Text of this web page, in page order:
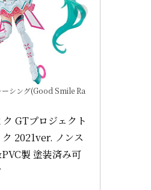
ーシング(Good Smile Ra
GTプロジェクト
2021ver. ノンス
製 塗装済み可